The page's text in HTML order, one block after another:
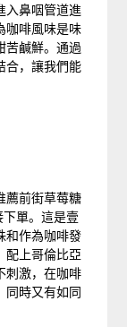
入鼻咽管道進
咖啡風味是味
苦鹹鮮。通過
合，讓我們能
薦前街草莓糖
下單。這是壹
和作為咖啡發
配上哥倫比亞
刺激，在咖啡
同時又有如同